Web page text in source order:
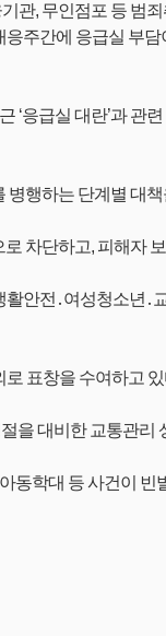
관, 무인점포 등 범
주간에 응급실 부
응급실 대란’과 관
병행하는 단계별 대
차단하고, 피해자
안전․여성청소년
로 표창을 수여하고
을 대비한 교통관리
동학대 등 사건이